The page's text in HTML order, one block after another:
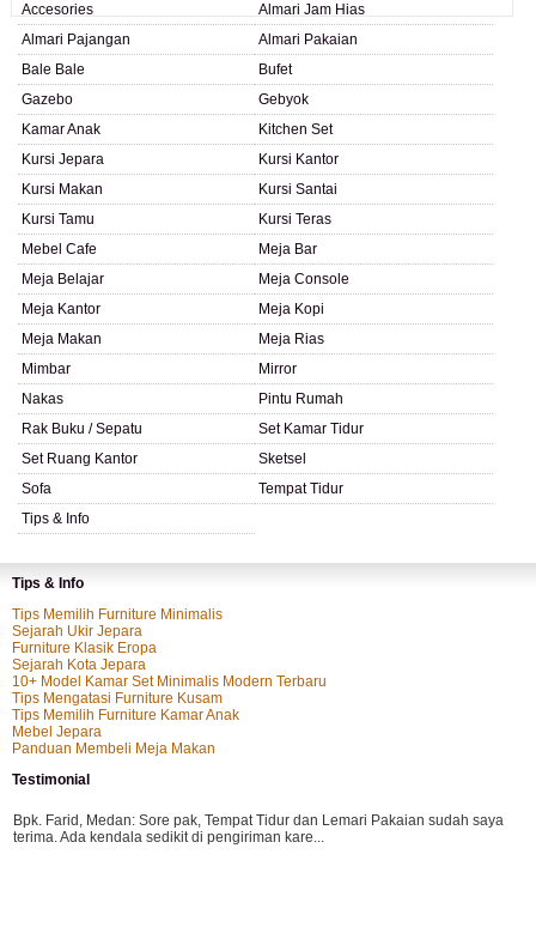
Accesories
Almari Jam Hias
Almari Pajangan
Almari Pakaian
Bale Bale
Bufet
Gazebo
Gebyok
Kamar Anak
Kitchen Set
Kursi Jepara
Kursi Kantor
Kursi Makan
Kursi Santai
Kursi Tamu
Kursi Teras
Mebel Cafe
Meja Bar
Meja Belajar
Meja Console
Meja Kantor
Meja Kopi
Meja Makan
Meja Rias
Mimbar
Mirror
Nakas
Pintu Rumah
Rak Buku / Sepatu
Set Kamar Tidur
Set Ruang Kantor
Sketsel
Sofa
Tempat Tidur
Tips & Info
Tips & Info
Tips Memilih Furniture Minimalis
Sejarah Ukir Jepara
Furniture Klasik Eropa
Sejarah Kota Jepara
10+ Model Kamar Set Minimalis Modern Terbaru
Tips Mengatasi Furniture Kusam
Tips Memilih Furniture Kamar Anak
Mebel Jepara
Panduan Membeli Meja Makan
Testimonial
Bpk. Farid, Medan: Sore pak, Tempat Tidur dan Lemari Pakaian sudah saya
terima. Ada kendala sedikit di pengiriman kare...